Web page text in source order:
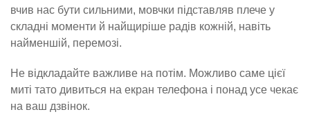
вчив нас бути сильними, мовчки підставляв плече у
складні моменти й найщиріше радів кожній, навіть
найменшій, перемозі.
Не відкладайте важливе на потім. Можливо саме цієї
миті тато дивиться на екран телефона і понад усе чекає
на ваш дзвінок.